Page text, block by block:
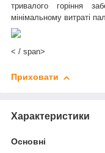
тривалого горіння
мінімальному витраті
< / span>
Приховати
Характеристики
Основні